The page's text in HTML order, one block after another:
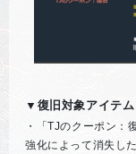
▼復旧対象アイテム
・「TJのクーポン：
強化によって消失し